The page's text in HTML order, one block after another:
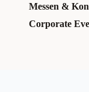
Messen &
Corporate